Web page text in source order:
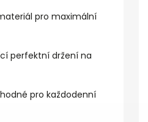
pro maximální
perfektní držení na
pro každodenní